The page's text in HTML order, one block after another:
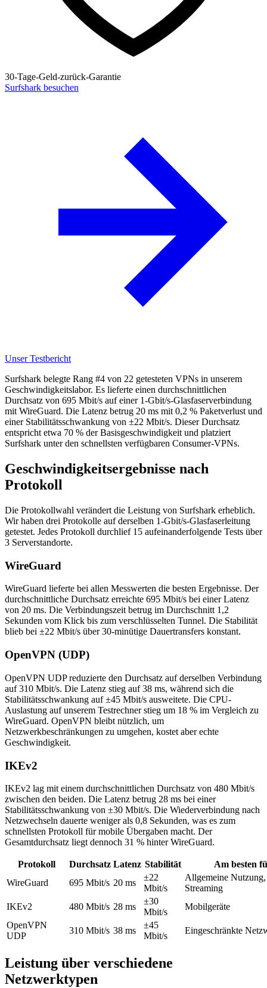
30-Tage-Geld-zurück-Garantie
Surfshark besuchen
Unser Testbericht
Surfshark belegte Rang #4 von 22 getesteten VPNs in unserem
Geschwindigkeitslabor. Es lieferte einen durchschnittlichen
Durchsatz von 695 Mbit/s auf einer 1-Gbit/s-Glasfaserverbindung
mit WireGuard. Die Latenz betrug 20 ms mit 0,2 % Paketverlust und
einer Stabilitätsschwankung von ±22 Mbit/s. Dieser Durchsatz
entspricht etwa 70 % der Basisgeschwindigkeit und platziert
Surfshark unter den schnellsten verfügbaren Consumer-VPNs.
Geschwindigkeitsergebnisse nach
Protokoll
Die Protokollwahl verändert die Leistung von Surfshark erheblich.
Wir haben drei Protokolle auf derselben 1-Gbit/s-Glasfaserleitung
getestet. Jedes Protokoll durchlief 15 aufeinanderfolgende Tests über
3 Serverstandorte.
WireGuard
WireGuard lieferte bei allen Messwerten die besten Ergebnisse. Der
durchschnittliche Durchsatz erreichte 695 Mbit/s bei einer Latenz
von 20 ms. Die Verbindungszeit betrug im Durchschnitt 1,2
Sekunden vom Klick bis zum verschlüsselten Tunnel. Die Stabilität
blieb bei ±22 Mbit/s über 30-minütige Dauertransfers konstant.
OpenVPN (UDP)
OpenVPN UDP reduzierte den Durchsatz auf derselben Verbindung
auf 310 Mbit/s. Die Latenz stieg auf 38 ms, während sich die
Stabilitätsschwankung auf ±45 Mbit/s ausweitete. Die CPU-
Auslastung auf unserem Testrechner stieg um 18 % im Vergleich zu
WireGuard. OpenVPN bleibt nützlich, um
Netzwerkbeschränkungen zu umgehen, kostet aber echte
Geschwindigkeit.
IKEv2
IKEv2 lag mit einem durchschnittlichen Durchsatz von 480 Mbit/s
zwischen den beiden. Die Latenz betrug 28 ms bei einer
Stabilitätsschwankung von ±30 Mbit/s. Die Wiederverbindung nach
Netzwechseln dauerte weniger als 0,8 Sekunden, was es zum
schnellsten Protokoll für mobile Übergaben macht. Der
Gesamtdurchsatz liegt dennoch 31 % hinter WireGuard.
Protokoll Durchsatz Latenz Stabilität
Am besten
WireGuard
695 Mbit/s 20 ms
±22
Mbit/s
Allgemeine Nutzung,
Streaming
IKEv2
480 Mbit/s 28 ms
±30
Mbit/s
Mobilgeräte
OpenVPN
UDP
310 Mbit/s 38 ms
±45
Mbit/s
Eingeschränkte
Leistung über verschiedene
Netzwerktypen